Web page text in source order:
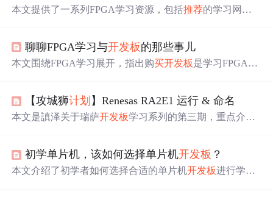
本文提供了一系列FPGA学习资源，包括推荐的学习网站
束的参考资料。,
聊聊FPGA学习与开发板的那些事儿
本文围绕FPGA学习展开，指出购买开发板是学习FPGA的
关键在课程，还给出选课程的三标准，并推荐了学习资源
圈，助学习者轻松学会FPGA。
【攻城狮计划 】Renesas RA2E1 运行 & 命名
本文是謓泽关于瑞萨开发板学习系列的第三期，重点介绍
师李肯和瑞萨电子联合发起的活动，对大学生和嵌入式开
发者具有指导意义。
初学单片机，该如何选择单片机开发板 ？
本文介绍了初学者如何选择合适的单片机开发板进行学